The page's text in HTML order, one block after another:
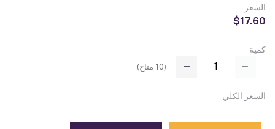
السعر
$17.60
كمية
(
10 متاح)
السعر الكلي